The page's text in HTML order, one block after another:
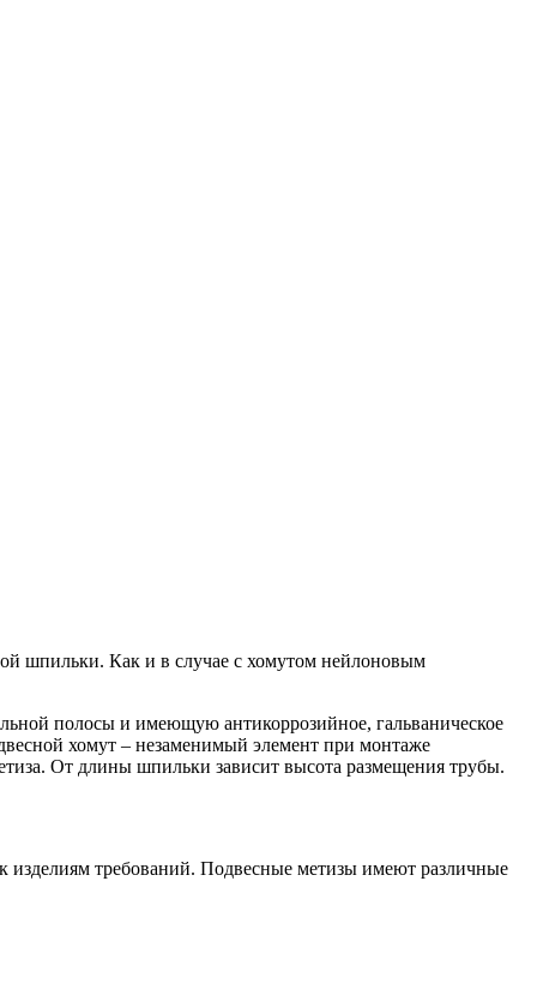
шпильки. Как и в случае с хомутом нейлоновым
полосы и имеющую антикоррозийное, гальваническое
хомут – незаменимый элемент при монтаже
От длины шпильки зависит высота размещения трубы.
требований. Подвесные метизы имеют различные